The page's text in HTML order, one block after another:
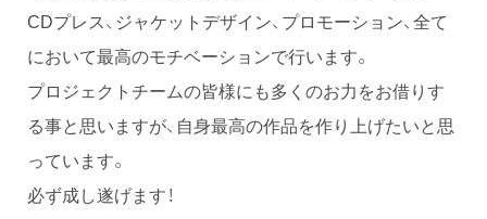
CDプレス、ジャケットデザイン、プロモーション、全て
において最高のモチベーションで行います。
プロジェクトチームの皆様にも多くのお力をお借りす
る事と思いますが、自身最高の作品を作り上げたいと思
っています。
必ず成し遂げます！